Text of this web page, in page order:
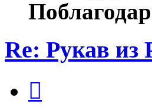
Re: Рукав из